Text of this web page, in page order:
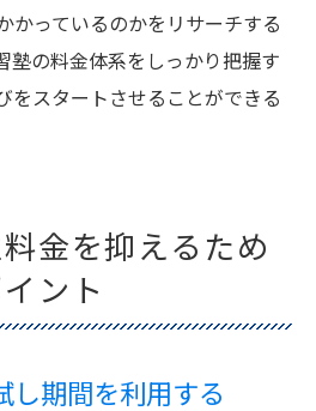
かっているのかをリサーチする
塾の料金体系をしっかり把握す
をスタートさせることができる
金を抑えるため
ント
し期間を利用する